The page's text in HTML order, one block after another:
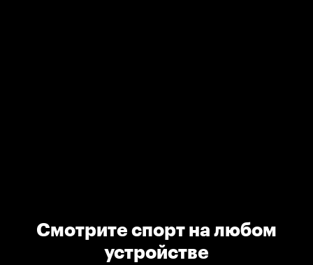
Смотрите спорт на любом
устройстве